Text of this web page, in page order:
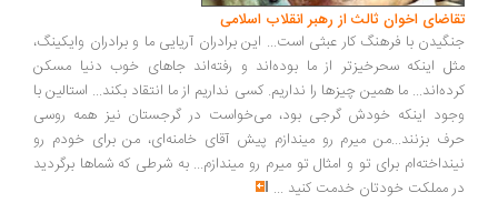
اخوان ثالث از رهبر انقلاب اسلامی
با فرهنگ کار عبثی است... این برادران آریایی ما و برادران وایکینگ،
اینکه سحرخیزتر از ما بوده‌اند و رفته‌اند جاهای خوب دنیا مسکن
ما همین چیزها را نداریم. کسی نداریم از ما انتقاد بکند... استالین با
اینکه خودش گرجی بود، می‌خواست در گرجستان نیز همه روسی
بزنند...من میرم رو میندازم پیش آقای خامنه‌ای، من برای خودم رو
برای تو و امثال تو میرم رو میندازم... به شرطی که شماها برگردید
مملکت خودتان خدمت کنید...